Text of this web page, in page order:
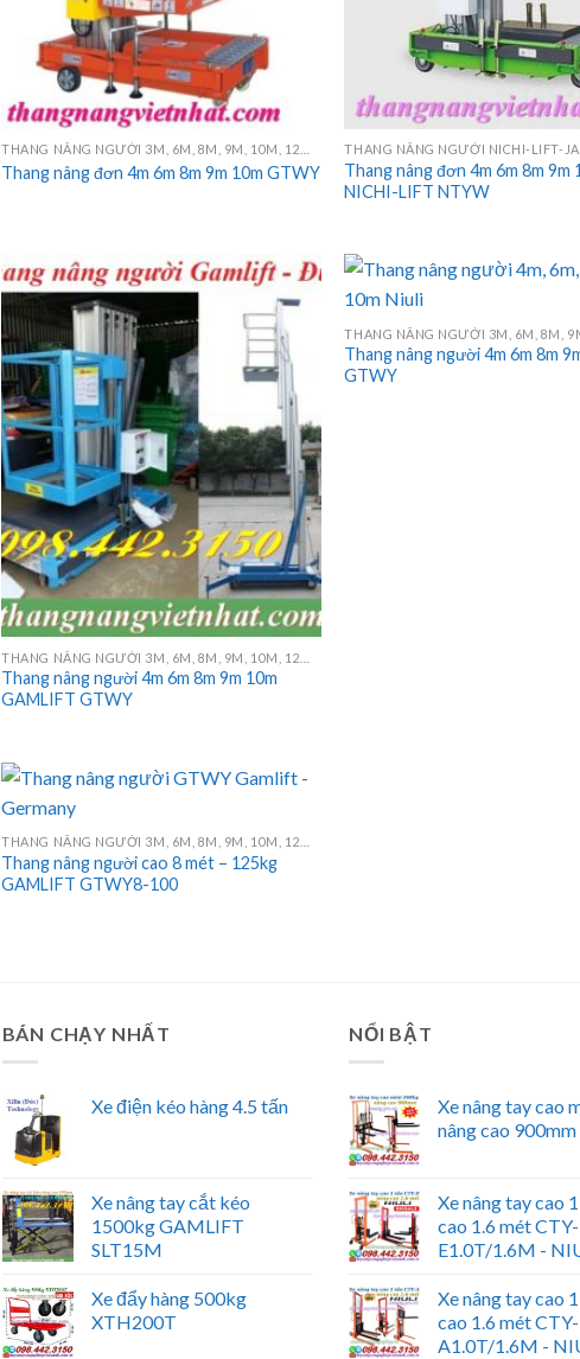
Thang nâng đơn 4m 6m 8m 9m 10m GTWY
THANG NÂNG NGƯỜI NICHI-LIFT-
Thang nâng đơn 4m 6m 8m 9m
NICHI-LIFT NTYW
Thang nâng người 4m 6m 8m 9m 10m
GAMLIFT GTWY
Thang nâng người 4m 6m 8m
GTWY
Thang nâng người cao 8 mét – 125kg
GAMLIFT GTWY8-100
BÁN CHẠY NHẤT
Xe điện kéo hàng 4.5 tấn
Xe nâng tay cắt kéo
1500kg GAMLIFT
SLT15M
Xe đẩy hàng 500kg
XTH200T
NỔI BẬT
Xe nâng tay cao
nâng cao
Xe nâng tay cao
cao 1.6 mét CTY-
E1.0T/1.6M -
Xe nâng tay cao
cao 1.6 mét CTY-
A1.0T/1.6M -